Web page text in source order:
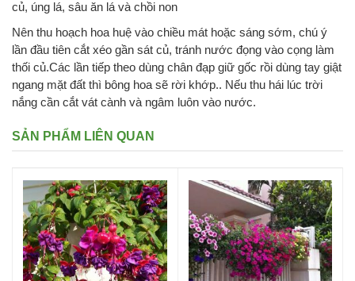
củ, úng lá, sâu ăn lá và chồi non
Nên thu hoạch hoa huệ vào chiều mát hoặc sáng sớm, chú ý
lần đầu tiên cắt xéo gần sát củ, tránh nước đọng vào cọng làm
thối củ.Các lần tiếp theo dùng chân đạp giữ gốc rồi dùng tay giật
ngang mặt đất thì bông hoa sẽ rời khớp.. Nếu thu hái lúc trời
nắng cần cắt vát cành và ngâm luôn vào nước.
SẢN PHẨM LIÊN QUAN